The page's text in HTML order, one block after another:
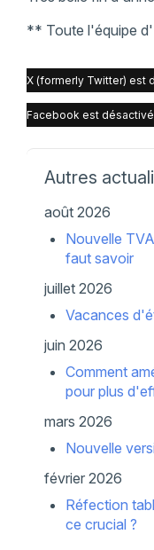
** Toute l'équipe
X (formerly Twitter) est
Facebook est
Autres
août 2026
Nouvelle
faut savoir
juillet 2026
Vacances
juin 2026
Comment
pour plus
mars 2026
Nouvelle
février 2026
Réfection
ce crucial ?